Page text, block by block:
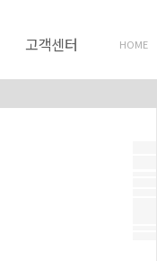
고객센터 HOME